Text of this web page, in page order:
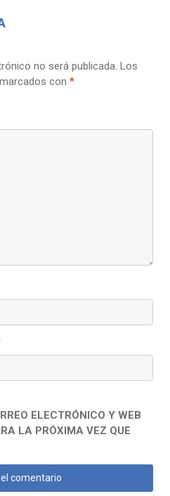
no será publicada. Los
con *
ELECTRÓNICO Y WEB
LA PRÓXIMA VEZ QUE